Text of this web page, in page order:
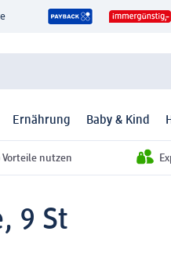
Ernährung Baby & Kind
Vorteile nutzen
9 St